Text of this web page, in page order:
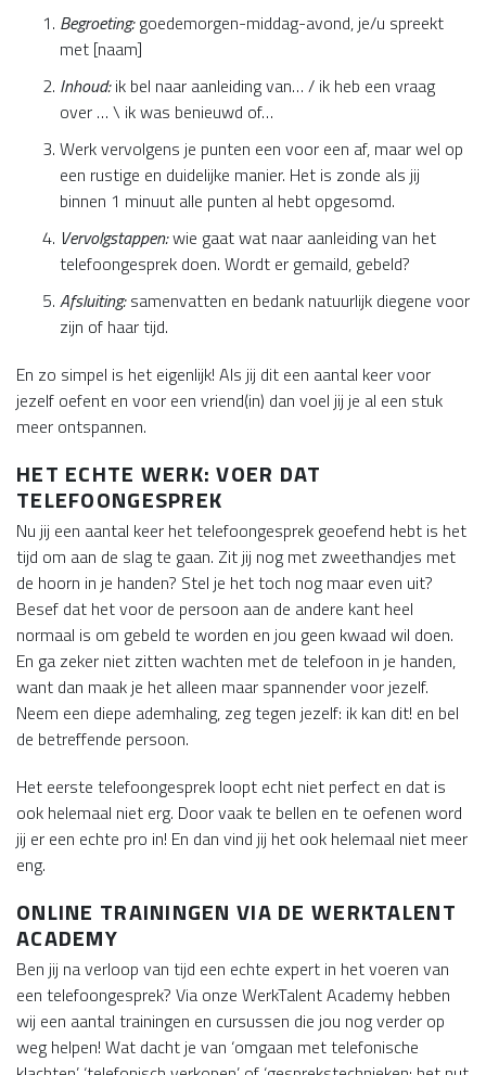
Begroeting:goedemorgen-middag-avond, je/u spreekt
met [naam]
Inhoud:ik bel naar aanleiding van… / ik heb een vraag
over … \ ik was benieuwd of…
Werk vervolgens je punten een voor een af, maar wel op
een rustige en duidelijke manier. Het is zonde als jij
binnen 1 minuut alle punten al hebt opgesomd.
Vervolgstappen:wie gaat wat naar aanleiding van het
telefoongesprek doen. Wordt er gemaild, gebeld?
Afsluiting:samenvatten en bedank natuurlijk diegene voor
zijn of haar tijd.
En zo simpel is het eigenlijk! Als jij dit een aantal keer voor
jezelf oefent en voor een vriend(in) dan voel jij je al een stuk
meer ontspannen.
HET ECHTE WERK: VOER DAT
TELEFOONGESPREK
Nu jij een aantal keer het telefoongesprek geoefend hebt is het
tijd om aan de slag te gaan. Zit jij nog met zweethandjes met
de hoorn in je handen? Stel je het toch nog maar even uit?
Besef dat het voor de persoon aan de andere kant heel
normaal is om gebeld te worden en jou geen kwaad wil doen.
En ga zeker niet zitten wachten met de telefoon in je handen,
want dan maak je het alleen maar spannender voor jezelf.
Neem een diepe ademhaling, zeg tegen jezelf: ik kan dit! en bel
de betreffende persoon.
Het eerste telefoongesprek loopt echt niet perfect en dat is
ook helemaal niet erg. Door vaak te bellen en te oefenen word
jij er een echte pro in! En dan vind jij het ook helemaal niet meer
eng.
ONLINE TRAININGEN VIA DE WERKTALENT
ACADEMY
Ben jij na verloop van tijd een echte expert in het voeren van
een telefoongesprek? Via onze WerkTalent Academy hebben
wij een aantal trainingen en cursussen die jou nog verder op
weg helpen! Wat dacht je van ‘omgaan met telefonische